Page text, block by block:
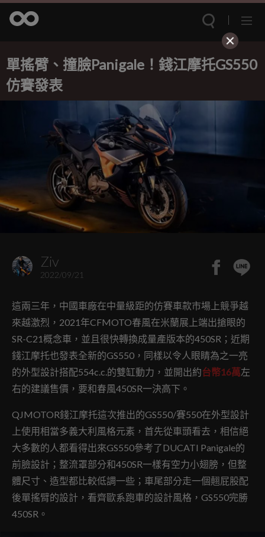
單搖臂、撞臉Panigale！錢江摩托GS550
仿賽發表
Ziv
2022/09/21
這兩三年，中國車廠在中量級距的仿賽車款市場上競爭越
來越激烈，2021年CFMOTO春風在米蘭展上端出搶眼的
SR-C21概念車，並且很快轉換成量產版本的450SR；近期
錢江摩托也發表全新的GS550，同樣以令人眼睛為之一亮
的外型設計搭配554c.c.的雙缸動力，並開出約台幣16萬左
右的建議售價，要和春風450SR一決高下。
QJMOTOR錢江摩托這次推出的GS550/賽550在外型設計
上使用相當多義大利風格元素，首先從車頭看去，相信絕
大多數的人都看得出來GS550參考了DUCATI Panigale的
前臉設計；整流罩部分和450SR一樣有空力小翅膀，但整
體尺寸、造型都比較低調一些；車尾部分走一個翹屁股配
後單搖臂的設計，看齊歐系跑車的設計風格，GS550完勝
450SR。